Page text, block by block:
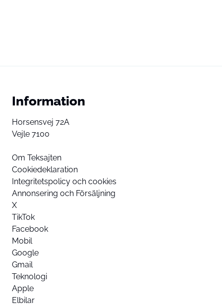
Information
Horsensvej 72A
Vejle 7100
Om Teksajten
Cookiedeklaration
Integritetspolicy och cookies
Annonsering och Försäljning
X
TikTok
Facebook
Mobil
Google
Gmail
Teknologi
Apple
Elbilar